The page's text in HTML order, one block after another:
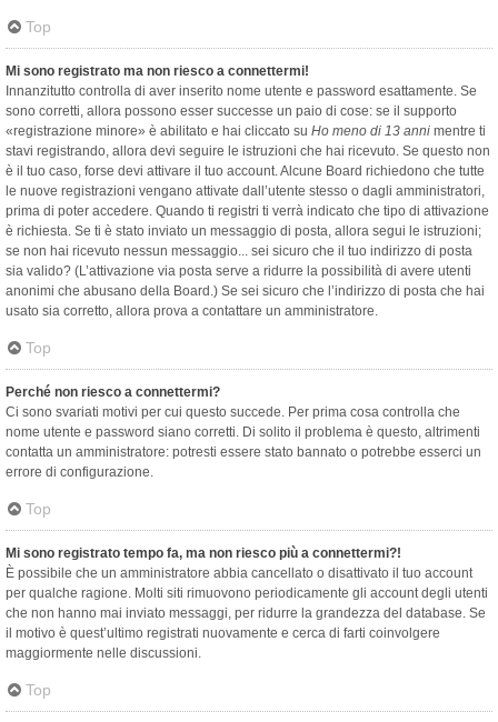
Top
Mi sono registrato ma non riesco a connettermi!
Innanzitutto controlla di aver inserito nome utente e password esattamente. Se
sono corretti, allora possono esser successe un paio di cose: se il supporto
«registrazione minore» è abilitato e hai cliccato su Ho meno di 13 anni mentre ti
stavi registrando, allora devi seguire le istruzioni che hai ricevuto. Se questo non
è il tuo caso, forse devi attivare il tuo account. Alcune Board richiedono che tutte
le nuove registrazioni vengano attivate dall’utente stesso o dagli amministratori,
prima di poter accedere. Quando ti registri ti verrà indicato che tipo di attivazione
è richiesta. Se ti è stato inviato un messaggio di posta, allora segui le istruzioni;
se non hai ricevuto nessun messaggio... sei sicuro che il tuo indirizzo di posta
sia valido? (L’attivazione via posta serve a ridurre la possibilità di avere utenti
anonimi che abusano della Board.) Se sei sicuro che l’indirizzo di posta che hai
usato sia corretto, allora prova a contattare un amministratore.
Top
Perché non riesco a connettermi?
Ci sono svariati motivi per cui questo succede. Per prima cosa controlla che
nome utente e password siano corretti. Di solito il problema è questo, altrimenti
contatta un amministratore: potresti essere stato bannato o potrebbe esserci un
errore di configurazione.
Top
Mi sono registrato tempo fa, ma non riesco più a connettermi?!
È possibile che un amministratore abbia cancellato o disattivato il tuo account
per qualche ragione. Molti siti rimuovono periodicamente gli account degli utenti
che non hanno mai inviato messaggi, per ridurre la grandezza del database. Se
il motivo è quest’ultimo registrati nuovamente e cerca di farti coinvolgere
maggiormente nelle discussioni.
Top